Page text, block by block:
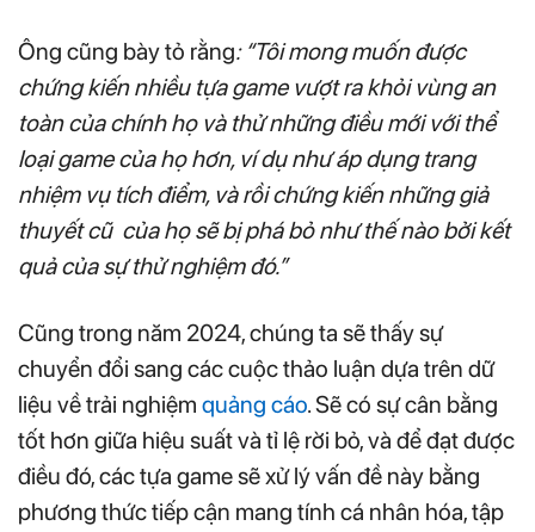
Ông cũng bày tỏ rằng: “Tôi mong muốn được
chứng kiến nhiều tựa game vượt ra khỏi vùng an
toàn của chính họ và thử những điều mới với thể
loại game của họ hơn, ví dụ như áp dụng trang
nhiệm vụ tích điểm, và rồi chứng kiến những giả
thuyết cũ của họ sẽ bị phá bỏ như thế nào bởi kết
quả của sự thử nghiệm đó.”
Cũng trong năm 2024, chúng ta sẽ thấy sự
chuyển đổi sang các cuộc thảo luận dựa trên dữ
liệu về trải nghiệm quảng cáo. Sẽ có sự cân bằng
tốt hơn giữa hiệu suất và tỉ lệ rời bỏ, và để đạt được
điều đó, các tựa game sẽ xử lý vấn đề này bằng
phương thức tiếp cận mang tính cá nhân hóa, tập